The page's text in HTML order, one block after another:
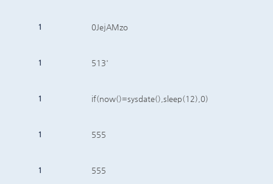
1 0JejAMzo
1 513'
1 if(now()=sysdate(),sleep(12),0)
1 555
1 555